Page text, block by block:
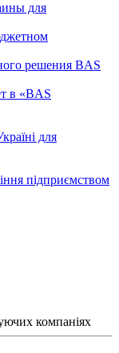
для
решения BAS
в «BAS
для
підприємством
компаніях